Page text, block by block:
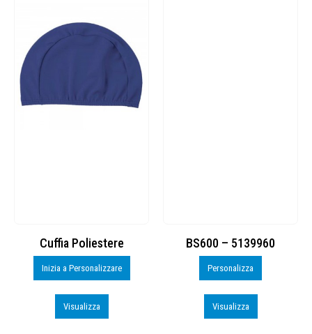
Cuffia Poliestere
Inizia a Personalizzare
Visualizza
BS600 – 5139960
Personalizza
Visualizza